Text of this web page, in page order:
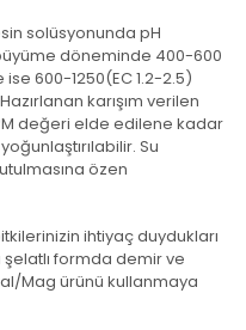
solüsyonunda pH
döneminde 400-600
600-1250(EC 1.2-2.5)
karışım verilen
değeri elde edilene kadar
Su
özen
ihtiyaç duydukları
formda demir ve
Mag ürünü kullanmaya